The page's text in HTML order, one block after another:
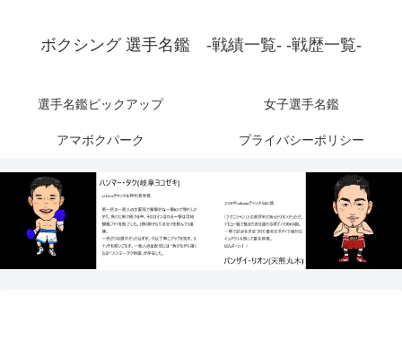
ボクシング 選手名鑑 -戦績一覧- -戦歴一覧-
選手名鑑ピックアップ 女子選手名鑑
アマボクパーク プライバシーポリシー